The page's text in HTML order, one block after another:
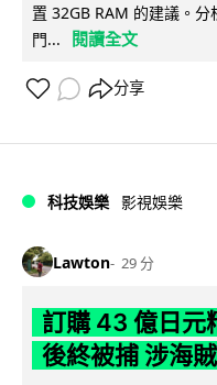
置 32GB RAM 的建議。
門...
閱讀全文
分享
科技娛樂 影視娛樂
Lawton 29 分
訂購 43 億日元
後終被捕 涉海